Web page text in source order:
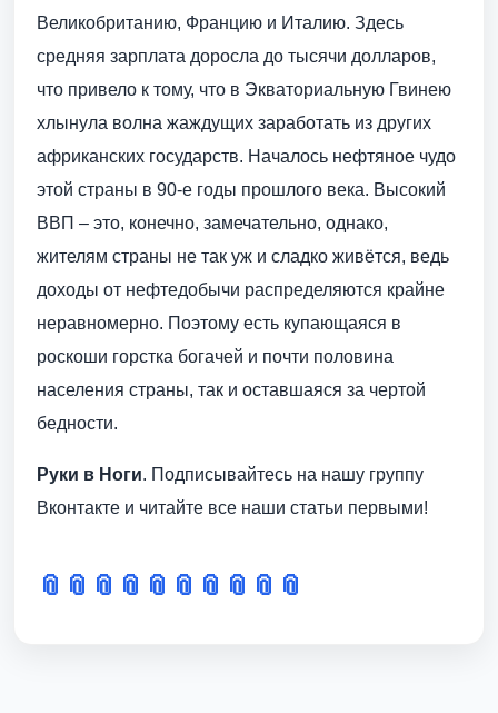
Великобританию, Францию и Италию. Здесь
средняя зарплата доросла до тысячи долларов,
что привело к тому, что в Экваториальную Гвинею
хлынула волна жаждущих заработать из других
африканских государств. Началось нефтяное чудо
этой страны в 90-е годы прошлого века. Высокий
ВВП – это, конечно, замечательно, однако,
жителям страны не так уж и сладко живётся, ведь
доходы от нефтедобычи распределяются крайне
неравномерно. Поэтому есть купающаяся в
роскоши горстка богачей и почти половина
населения страны, так и оставшаяся за чертой
бедности.
Руки в Ноги. Подписывайтесь на нашу группу
Вконтакте и читайте все наши статьи первыми!
📎 📎 📎 📎 📎 📎 📎 📎 📎 📎